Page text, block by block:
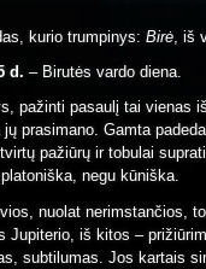
kurio trumpinys: Birė , iš
d. – Birutės vardo diena.
pažinti pasaulį tai vienas
prasimano. Gamta
pažiūrų ir tobulai
negu kūniška.
nuolat nerimstančios,
Jupiterio, iš kitos –
subtilumas. Jos kartais